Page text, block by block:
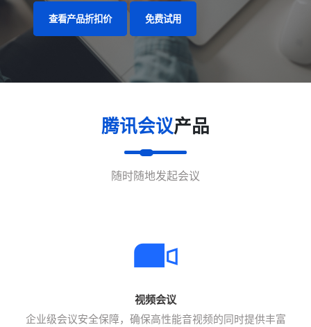
查看产品折扣价 免费试用
腾讯会议产品
随时随地发起会议
视频会议
企业级会议安全保障，确保高性能音视频的同时提供丰富